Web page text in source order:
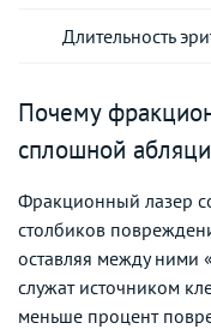
Длительность
Почему
сплошной
Фракционный лазер
столбиков
оставляя между ними
служат источником
меньше процент